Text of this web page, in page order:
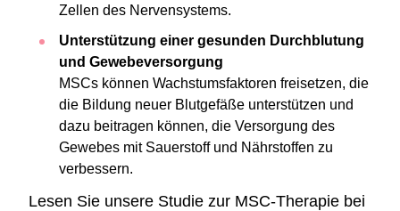
Zellen des Nervensystems.
Unterstützung einer gesunden Durchblutung
und Gewebeversorgung
MSCs können Wachstumsfaktoren freisetzen, die
die Bildung neuer Blutgefäße unterstützen und
dazu beitragen können, die Versorgung des
Gewebes mit Sauerstoff und Nährstoffen zu
verbessern.
Lesen Sie unsere Studie zur MSC-Therapie bei